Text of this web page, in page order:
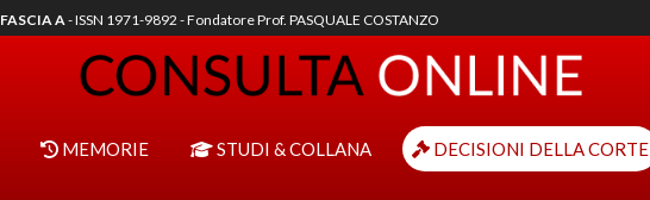
FASCIA A- ISSN 1971-9892 - Fondatore Prof. PASQUALE COSTANZO
MEMORIE STUDI & COLLANA DECISIONI DELLA CORTE